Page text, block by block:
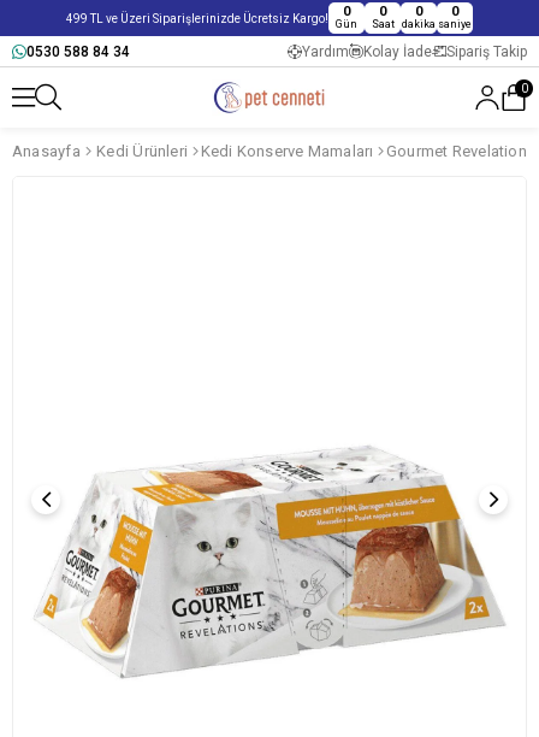
499 TL ve Üzeri Siparişlerinizde Ücretsiz Kargo! 0
Gün
0
Saat
0
dakika
0
saniye
0530 588 84 34 Yardım Kolay İade Sipariş Takip
0
Anasayfa Kedi Ürünleri Kedi Konserve Mamaları Gourmet